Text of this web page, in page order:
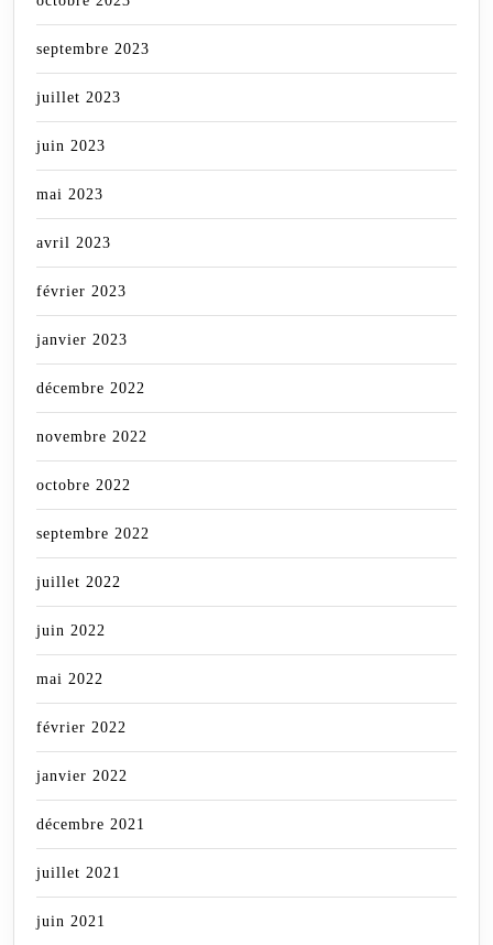
septembre 2023
juillet 2023
juin 2023
mai 2023
avril 2023
février 2023
janvier 2023
décembre 2022
novembre 2022
octobre 2022
septembre 2022
juillet 2022
juin 2022
mai 2022
février 2022
janvier 2022
décembre 2021
juillet 2021
juin 2021